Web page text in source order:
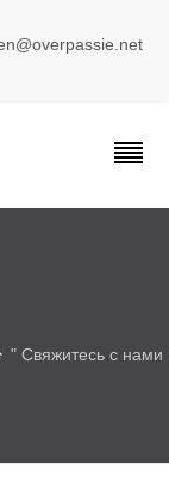
" Свяжитесь с нами